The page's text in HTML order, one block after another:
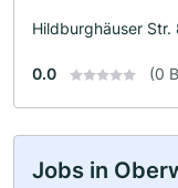
Hildburghäuser
0.0 (0
Jobs in